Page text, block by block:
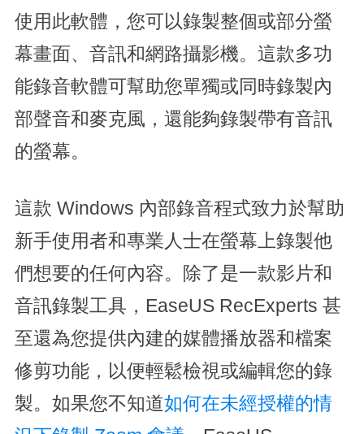
使用此軟體，您可以錄製整個或部分螢
幕畫面、音訊和網路攝影機。這款多功
能錄音軟體可幫助您單獨或同時錄製內
部聲音和麥克風，還能夠錄製帶有音訊
的螢幕。
這款 Windows 內部錄音程式致力於幫助
新手使用者和專業人士在螢幕上錄製他
們想要的任何內容。除了是一款影片和
音訊錄製工具，EaseUS RecExperts 甚
至還為您提供內建的媒體播放器和檔案
修剪功能，以便輕鬆檢視或編輯您的錄
製。如果您不知道如何在未經授權的情